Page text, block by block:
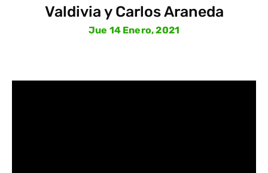
Valdivia y Carlos Araneda
Jue 14 Enero, 2021